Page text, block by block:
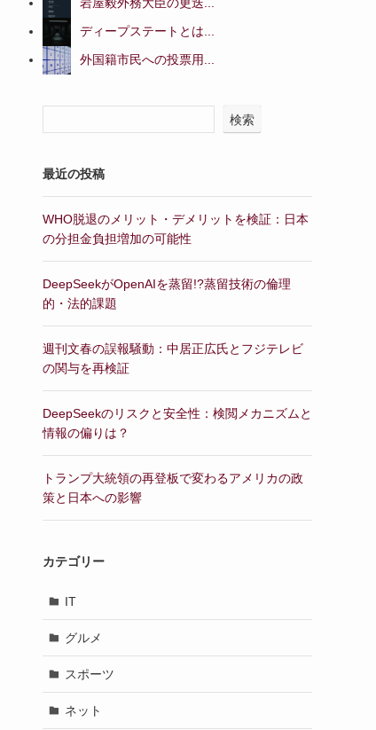
ディープステートとは...
外国籍市民への投票用...
検索
最近の投稿
WHO脱退のメリット・デメリットを検証：日本
の分担金負担増加の可能性
DeepSeekがOpenAIを蒸留!?蒸留技術の倫理
的・法的課題
週刊文春の誤報騒動：中居正広氏とフジテレビ
の関与を再検証
DeepSeekのリスクと安全性：検閲メカニズムと
情報の偏りは？
トランプ大統領の再登板で変わるアメリカの政
策と日本への影響
カテゴリー
IT
グルメ
スポーツ
ネット